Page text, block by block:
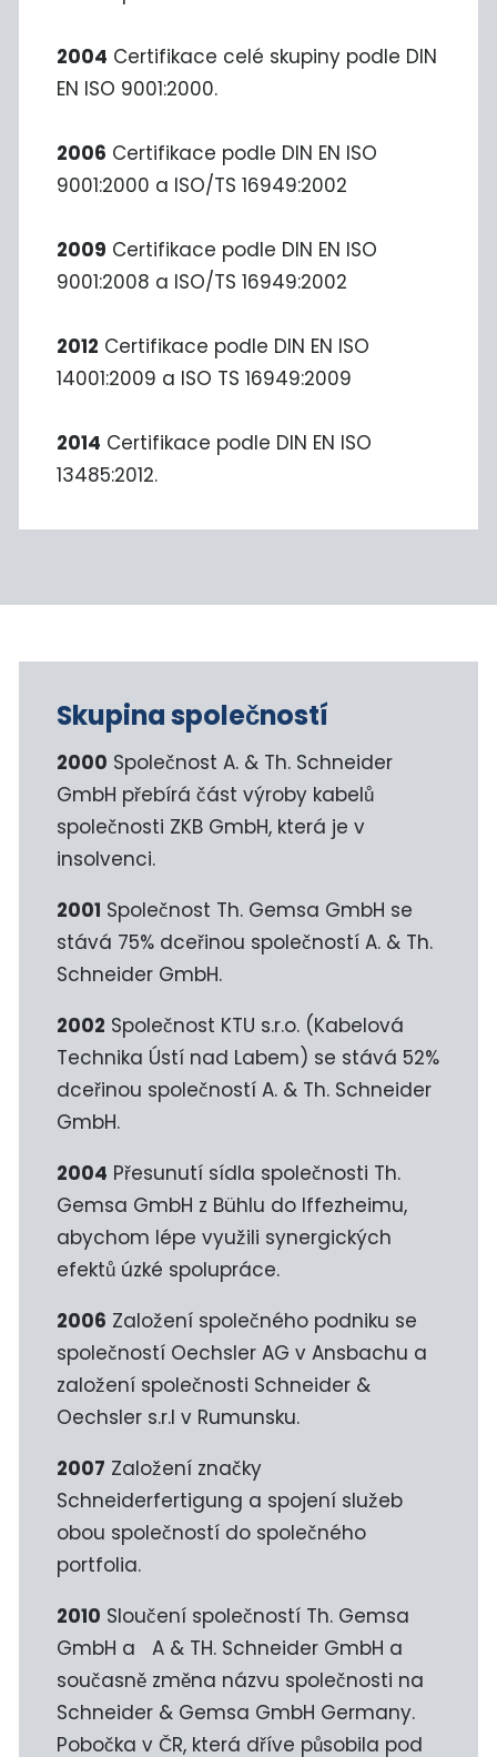
2004 Certifikace celé skupiny podle DIN
EN ISO 9001:2000.
2006 Certifikace podle DIN EN ISO
9001:2000 a ISO/TS 16949:2002
2009 Certifikace podle DIN EN ISO
9001:2008 a ISO/TS 16949:2002
2012 Certifikace podle DIN EN ISO
14001:2009 a ISO TS 16949:2009
2014 Certifikace podle DIN EN ISO
13485:2012.
Skupina společností
2000 Společnost A. & Th. Schneider
GmbH přebírá část výroby kabelů
společnosti ZKB GmbH, která je v
insolvenci.
2001 Společnost Th. Gemsa GmbH se
stává 75% dceřinou společností A. & Th.
Schneider GmbH.
2002 Společnost KTU s.r.o. (Kabelová
Technika Ústí nad Labem) se stává 52%
dceřinou společností A. & Th. Schneider
GmbH.
2004 Přesunutí sídla společnosti Th.
Gemsa GmbH z Bühlu do Iffezheimu,
abychom lépe využili synergických
efektů úzké spolupráce.
2006 Založení společného podniku se
společností Oechsler AG v Ansbachu a
založení společnosti Schneider &
Oechsler s.r.l v Rumunsku.
2007 Založení značky
Schneiderfertigung a spojení služeb
obou společností do společného
portfolia.
2010 Sloučení společností Th. Gemsa
GmbH a A & TH. Schneider GmbH a
současně změna názvu společnosti na
Schneider & Gemsa GmbH Germany.
Pobočka v ČR, která dříve působila pod